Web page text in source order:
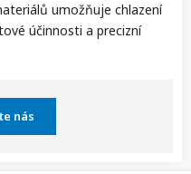
umožňuje chlazení
účinnosti a precizní
nás